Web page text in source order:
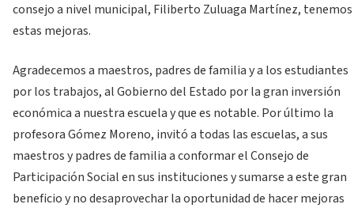
consejo a nivel municipal, Filiberto Zuluaga Martínez, tenemos
estas mejoras.
Agradecemos a maestros, padres de familia y a los estudiantes
por los trabajos, al Gobierno del Estado por la gran inversión
económica a nuestra escuela y que es notable. Por último la
profesora Gómez Moreno, invitó a todas las escuelas, a sus
maestros y padres de familia a conformar el Consejo de
Participación Social en sus instituciones y sumarse a este gran
beneficio y no desaprovechar la oportunidad de hacer mejoras